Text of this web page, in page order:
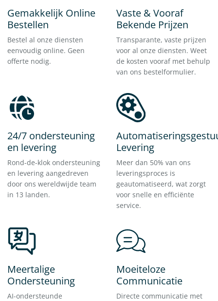
Gemakkelijk Online
Bestellen
Bestel al onze diensten
eenvoudig online. Geen
offerte nodig.
Vaste & Vooraf
Bekende Prijzen
Transparante, vaste prijzen
voor al onze diensten. Weet
de kosten vooraf met behulp
van ons bestelformulier.
24/7 ondersteuning
en levering
Rond-de-klok ondersteuning
en levering aangedreven
door ons wereldwijde team
in 13 landen.
Levering
Meer dan 50% van ons
leveringsproces is
geautomatiseerd, wat zorgt
voor snelle en efficiënte
service.
Meertalige
Ondersteuning
AI-ondersteunde
Moeiteloze
Communicatie
Directe communicatie met